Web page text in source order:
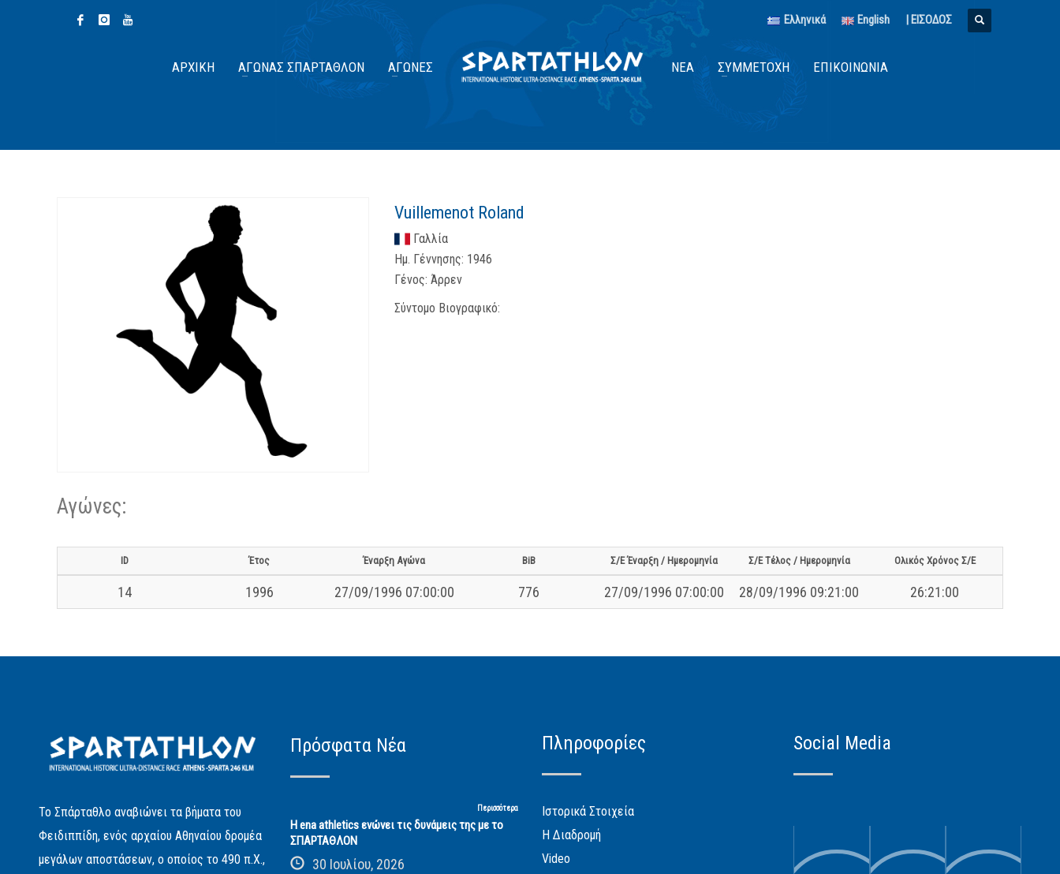
Ελληνικά English | ΕΙΣΟΔΟΣ
ΑΡΧΙΚΉ ΑΓΏΝΑΣ ΣΠΆΡΤΑΘΛΟΝ ΑΓΏΝΕΣ ΝΈΑ ΣΥΜΜΕΤΟΧΉ ΕΠΙΚΟΙΝΩΝΊΑ
Vuillemenot Roland
Γαλλία
Ημ. Γέννησης: 1946
Γένος: Άρρεν
Σύντομο Βιογραφικό:
Αγώνες:
ID Έτος Έναρξη Αγώνα BiB Σ/Ε Έναρξη / Ημερομηνία Σ/Ε Τέλος / Ημερομηνία Ολικός Χρόνος Σ/Ε
14 1996 27/09/1996 07:00:00 776 27/09/1996 07:00:00 28/09/1996 09:21:00 26:21:00
Το Σπάρταθλο αναβιώνει τα βήματα του
Φειδιππίδη, ενός αρχαίου Αθηναίου δρομέα
μεγάλων αποστάσεων, ο οποίος το 490 π.Χ.,
Πρόσφατα Νέα
Περισσότερα
Η ena athletics ενώνει τις δυνάμεις της με το
ΣΠΑΡΤΑΘΛΟΝ
30 Ιουλίου, 2026
Πληροφορίες
Ιστορικά Στοιχεία
Η Διαδρομή
Video
Social Media